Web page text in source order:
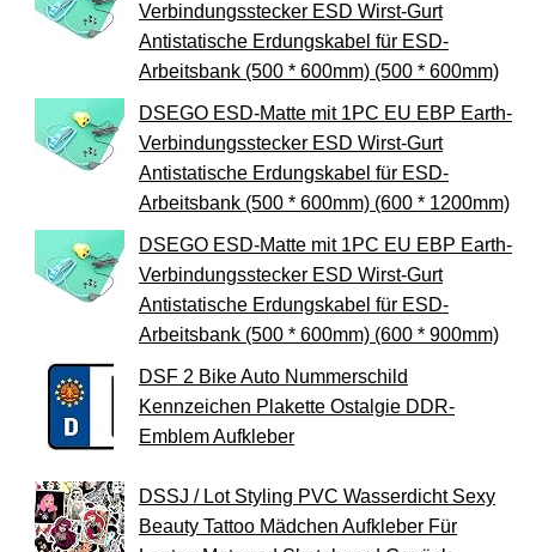
Verbindungsstecker ESD Wirst-Gurt
Antistatische Erdungskabel für ESD-
Arbeitsbank (500 * 600mm) (500 * 600mm)
DSEGO ESD-Matte mit 1PC EU EBP Earth-
Verbindungsstecker ESD Wirst-Gurt
Antistatische Erdungskabel für ESD-
Arbeitsbank (500 * 600mm) (600 * 1200mm)
DSEGO ESD-Matte mit 1PC EU EBP Earth-
Verbindungsstecker ESD Wirst-Gurt
Antistatische Erdungskabel für ESD-
Arbeitsbank (500 * 600mm) (600 * 900mm)
DSF 2 Bike Auto Nummerschild
Kennzeichen Plakette Ostalgie DDR-
Emblem Aufkleber
DSSJ / Lot Styling PVC Wasserdicht Sexy
Beauty Tattoo Mädchen Aufkleber Für